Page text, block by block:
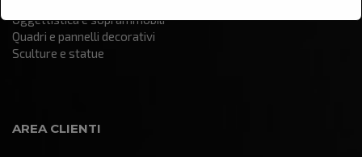
Oggettistica e soprammobili
Quadri e pannelli decorativi
Sculture e statue
AREA CLIENTI